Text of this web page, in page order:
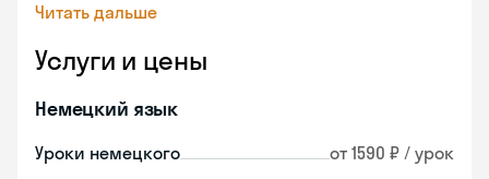
Читать дальше
Услуги и цены
Немецкий язык
Уроки немецкого от 1590 ₽ / урок